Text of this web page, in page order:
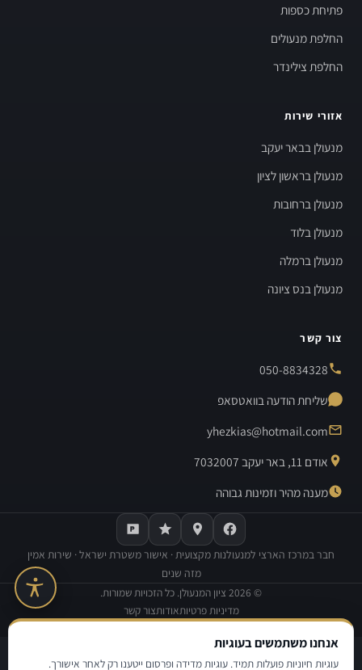
פתיחת כספות
החלפת מנעולים
החלפת צילינדר
אזורי שירות
מנעולן בבאר יעקב
מנעולן בראשון לציון
מנעולן ברחובות
מנעולן בלוד
מנעולן ברמלה
מנעולן בנס ציונה
צור קשר
050-8834328
שליחת הודעה בוואטסאפ
yhezkias@hotmail.com
אודם 11, באר יעקב 7032007
מענה מהיר וזמינות גבוהה
חבר במרכז הארצי למנעולנות מקצועית · אישור משטרת ישראל · שירות אמין
מזה שנים
©
2026 ציון המנעולן. כל הזכויות שמורות.
מדיניות פרטיותאודותצור קשר
מדיניות פרטיות | תנאי שימוש | הצהרת נגישות
אנחנו משתמשים בעוגיות
עוגיות חיוניות פועלות תמיד. עוגיות מדידה ופרסום ייטענו רק לאחר אישורך.